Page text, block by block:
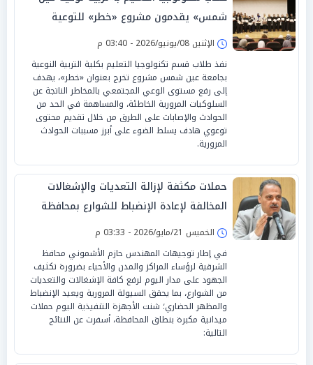
شمس» يقدمون مشروع «خطر» للتوعية
بالسلامة المرورية
الإثنين 08/يونيو/2026 - 03:40 م
نفذ طلاب قسم تكنولوجيا التعليم بكلية التربية النوعية
بجامعة عين شمس مشروع تخرج بعنوان «خطر»، يهدف
إلى رفع مستوى الوعي المجتمعي بالمخاطر الناتجة عن
السلوكيات المرورية الخاطئة، والمساهمة في الحد من
الحوادث والإصابات على الطرق من خلال تقديم محتوى
توعوي هادف يسلط الضوء على أبرز مسببات الحوادث
المرورية.
حملات مكثفة لإزالة التعديات والإشغالات
المخالفة لإعادة الإنضباط للشوارع بمحافظة
الشرقيةالخميس 21/مايو/2026 - 03:33 م
في إطار توجيهات المهندس حازم الأشموني محافظ
الشرقية لرؤساء المراكز والمدن والأحياء بضرورة تكثيف
الجهود على مدار اليوم لرفع كافة الإشغالات والتعديات
من الشوارع، بما يحقق السيولة المرورية ويعيد الإنضباط
والمظهر الحضاري؛ شنت الأجهزة التنفيذية اليوم حملات
ميدانية مكبرة بنطاق المحافظة، أسفرت عن النتائج
التالية: